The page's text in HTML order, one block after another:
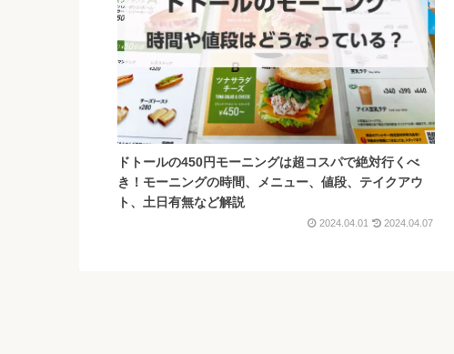
ドトールの450円モーニングは超コスパで絶対行くべ
き！モーニングの時間、メニュー、値段、テイクアウ
ト、土日有無など解説
2024.04.01 2024.04.07